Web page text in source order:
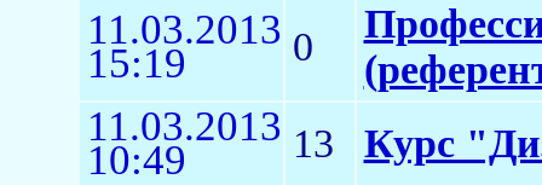
11.03.2013
15:19 0
11.03.2013
10:49 13 Курс